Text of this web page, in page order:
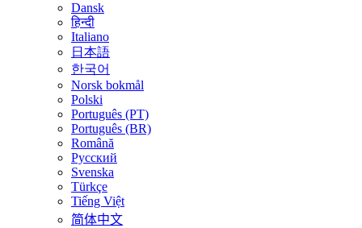
Dansk
हिन्दी
Italiano
日本語
한국어
Norsk bokmål
Polski
Português (PT)
Português (BR)
Română
Русский
Svenska
Türkçe
Tiếng Việt
简体中文